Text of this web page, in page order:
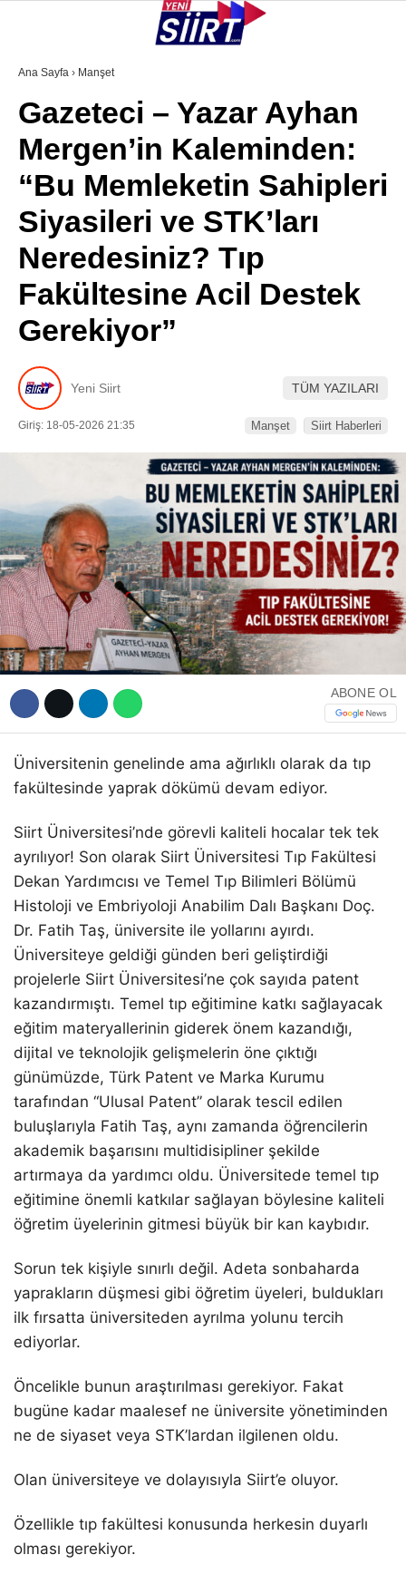
WhatsApp İhbar Hattı
Facebook
Youtube
YAZARLAR
KURTALAN
ERUH
BAYKAN
PERVARI
ŞIRVAN
TILLO
GÜNDEM
NÖBETÇI ECZANELER
Ana Sayfa › Manşet
Gazeteci – Yazar Ayhan
Mergen’in Kaleminden:
“Bu Memleketin Sahipleri
Siyasileri ve STK’ları
Neredesiniz? Tıp
Fakültesine Acil Destek
Gerekiyor”
Yeni Siirt TÜM YAZILARI
Giriş: 18-05-2026 21:35 Manşet Siirt Haberleri
ABONE OL
Üniversitenin genelinde ama ağırlıklı olarak da tıp
fakültesinde yaprak dökümü devam ediyor.
Siirt Üniversitesi’nde görevli kaliteli hocalar tek tek
ayrılıyor! Son olarak Siirt Üniversitesi Tıp Fakültesi
Dekan Yardımcısı ve Temel Tıp Bilimleri Bölümü
Histoloji ve Embriyoloji Anabilim Dalı Başkanı Doç.
Dr. Fatih Taş, üniversite ile yollarını ayırdı.
Üniversiteye geldiği günden beri geliştirdiği
projelerle Siirt Üniversitesi’ne çok sayıda patent
kazandırmıştı. Temel tıp eğitimine katkı sağlayacak
eğitim materyallerinin giderek önem kazandığı,
dijital ve teknolojik gelişmelerin öne çıktığı
günümüzde, Türk Patent ve Marka Kurumu
tarafından “Ulusal Patent” olarak tescil edilen
buluşlarıyla Fatih Taş, aynı zamanda öğrencilerin
akademik başarısını multidisipliner şekilde
artırmaya da yardımcı oldu. Üniversitede temel tıp
eğitimine önemli katkılar sağlayan böylesine kaliteli
öğretim üyelerinin gitmesi büyük bir kan kaybıdır.
Sorun tek kişiyle sınırlı değil. Adeta sonbaharda
yaprakların düşmesi gibi öğretim üyeleri, buldukları
ilk fırsatta üniversiteden ayrılma yolunu tercih
ediyorlar.
Öncelikle bunun araştırılması gerekiyor. Fakat
bugüne kadar maalesef ne üniversite yönetiminden
ne de siyaset veya STK’lardan ilgilenen oldu.
Olan üniversiteye ve dolayısıyla Siirt’e oluyor.
Özellikle tıp fakültesi konusunda herkesin duyarlı
olması gerekiyor.